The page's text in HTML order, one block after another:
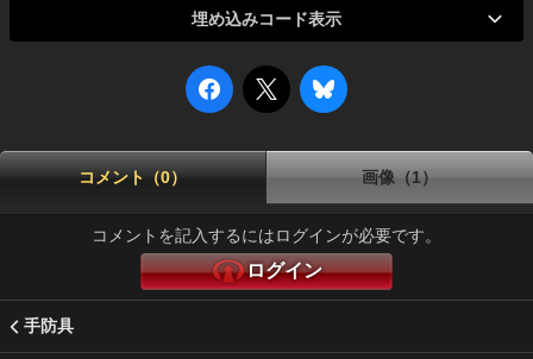
埋め込みコード表示
コメント（0） 画像（1）
コメントを記入するにはログインが必要です。
ログイン
手防具